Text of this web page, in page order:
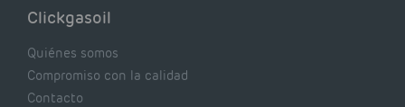
de tu caldera. Pocas se contrastan con lo que
Clickgasoil
Quiénes somos
Compromiso con la calidad
Contacto